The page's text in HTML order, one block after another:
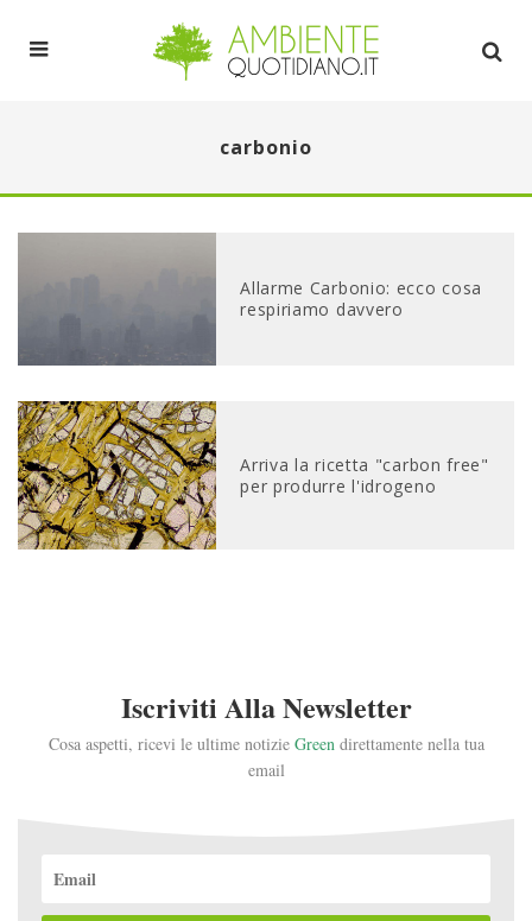
carbonio
Allarme Carbonio: ecco cosa
respiriamo davvero
Arriva la ricetta "carbon free"
per produrre l'idrogeno
Iscriviti Alla Newsletter
Cosa aspetti, ricevi le ultime notizie Greendirettamente nella tua
email